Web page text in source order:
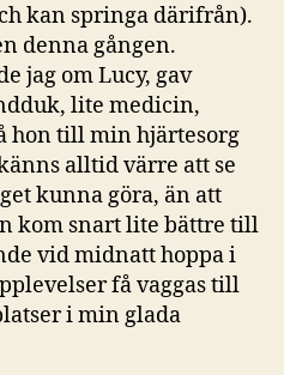
kan springa därifrån).
denna gången.
jag om Lucy, gav
lite medicin,
hon till min hjärtesorg
alltid värre att se
kunna göra, än att
kom snart lite bättre till
vid midnatt hoppa i
få vaggas till
i min glada